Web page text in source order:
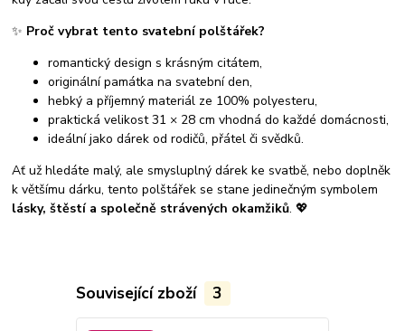
✨ Proč vybrat tento svatební polštářek?
romantický design s krásným citátem,
originální památka na svatební den,
hebký a příjemný materiál ze 100% polyesteru,
praktická velikost 31 × 28 cm vhodná do každé domácnosti,
ideální jako dárek od rodičů, přátel či svědků.
Ať už hledáte malý, ale smysluplný dárek ke svatbě, nebo doplněk
k většímu dárku, tento polštářek se stane jedinečným symbolem
lásky, štěstí a společně strávených okamžiků. 💖
Související zboží 3